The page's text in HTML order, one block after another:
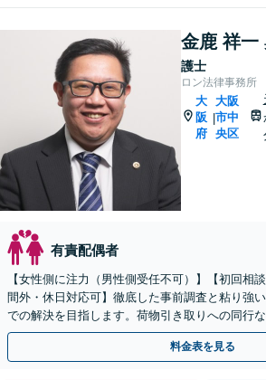
金鹿 祥一
護士
ロン法律事務所
大
阪
府
|
大阪
市中
央区
有責配偶者
【女性側に注力（男性側受任不可）】【初回相
間外・休日対応可】徹底した事前調査と粘り強
での解決を目指します。荷物引き取りへの同行
く親身に寄り添います【天満橋駅1分】
料金表を見る